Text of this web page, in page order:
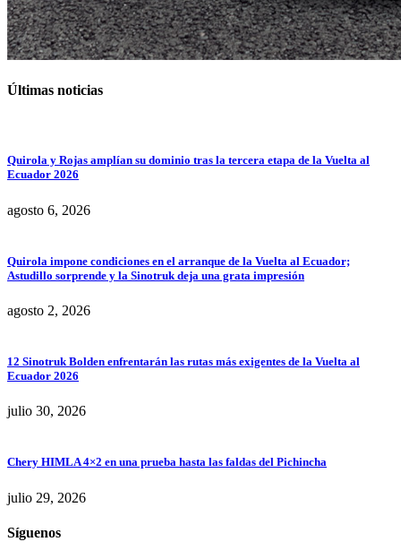
Últimas noticias
Quirola y Rojas amplían su dominio tras la tercera etapa de la Vuelta al
Ecuador 2026
agosto 6, 2026
Quirola impone condiciones en el arranque de la Vuelta al Ecuador;
Astudillo sorprende y la Sinotruk deja una grata impresión
agosto 2, 2026
12 Sinotruk Bolden enfrentarán las rutas más exigentes de la Vuelta al
Ecuador 2026
julio 30, 2026
Chery HIMLA 4×2 en una prueba hasta las faldas del Pichincha
julio 29, 2026
Síguenos